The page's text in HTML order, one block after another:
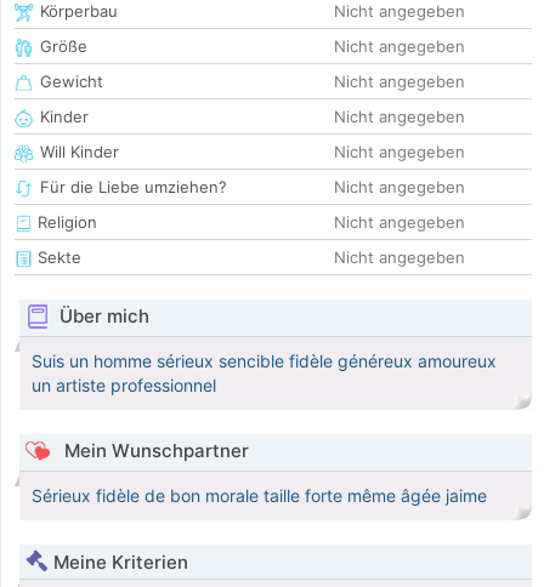
Körperbau
Nicht angegeben
Größe
Nicht angegeben
Gewicht
Nicht angegeben
Kinder
Nicht angegeben
Will Kinder
Nicht angegeben
Für die Liebe umziehen?
Nicht angegeben
Religion
Nicht angegeben
Sekte
Nicht angegeben
Über mich
Suis un homme sérieux sencible fidèle généreux amoureux
un artiste professionnel
Mein Wunschpartner
Sérieux fidèle de bon morale taille forte même âgée jaime
Meine Kriterien